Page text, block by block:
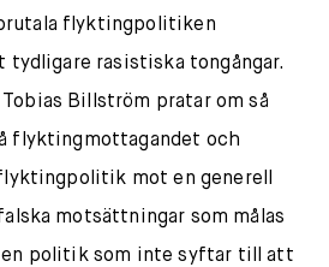
flyktingpolitiken
tydligare rasistiska tongångar.
Billström pratar om så
flyktingmottagandet och
mot en generell
motsättningar som målas
politik som inte syftar till att